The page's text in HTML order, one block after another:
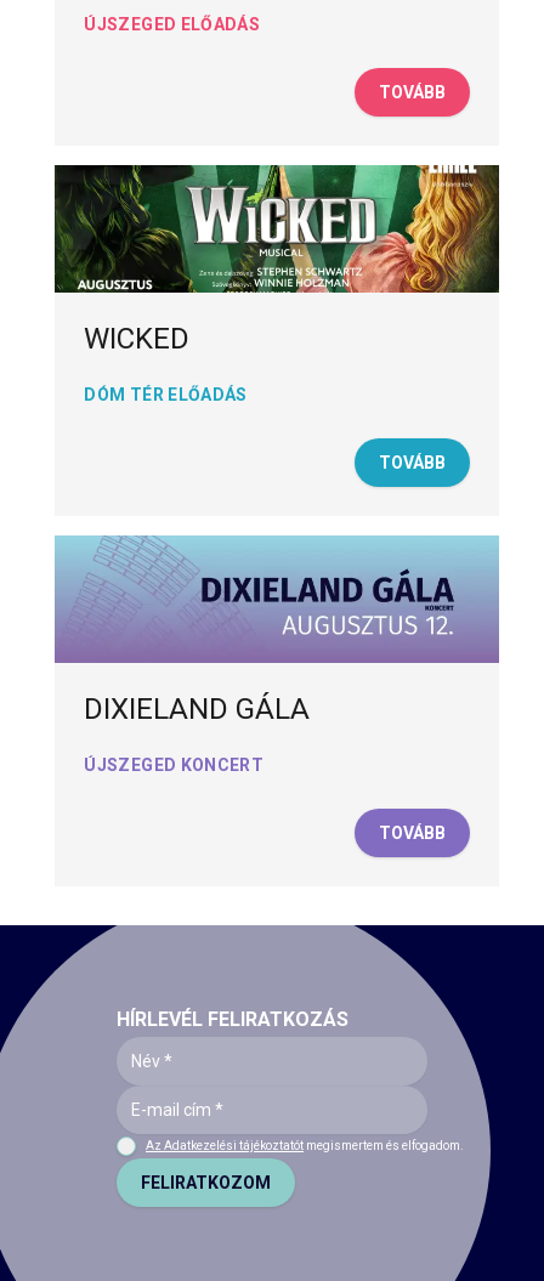
ÚJSZEGED ELŐADÁS
TOVÁBB
WICKED
DÓM TÉR ELŐADÁS
TOVÁBB
DIXIELAND GÁLA
ÚJSZEGED KONCERT
TOVÁBB
HÍRLEVÉL FELIRATKOZÁS
Az Adatkezelési tájékoztatót megismertem és elfogadom.
FELIRATKOZOM